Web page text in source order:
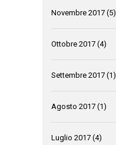
Novembre 2017 (5)
Ottobre 2017 (4)
Settembre 2017 (1)
Agosto 2017 (1)
Luglio 2017 (4)